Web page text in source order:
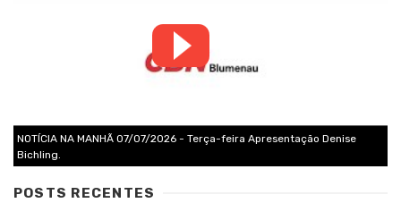
NOTÍCIA NA MANHÃ 07/07/2026 - Terça-feira Apresentação Denise
Bichling.
POSTS RECENTES